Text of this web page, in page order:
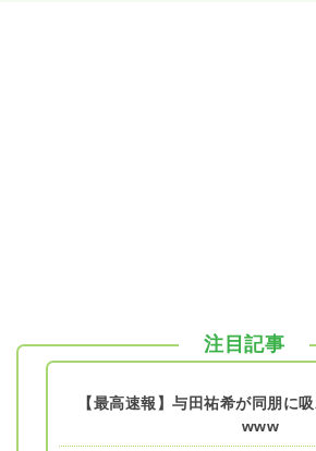
注目記事
【最高速報】与田祐希が同朋に
www